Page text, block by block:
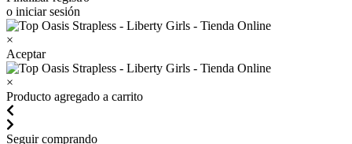
o iniciar sesión
×
Aceptar
×
Producto agregado a carrito
Seguir comprando